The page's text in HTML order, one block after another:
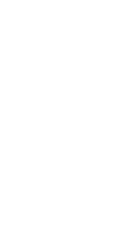
clausole
delle
terzo
ferma la
hanno
finanza